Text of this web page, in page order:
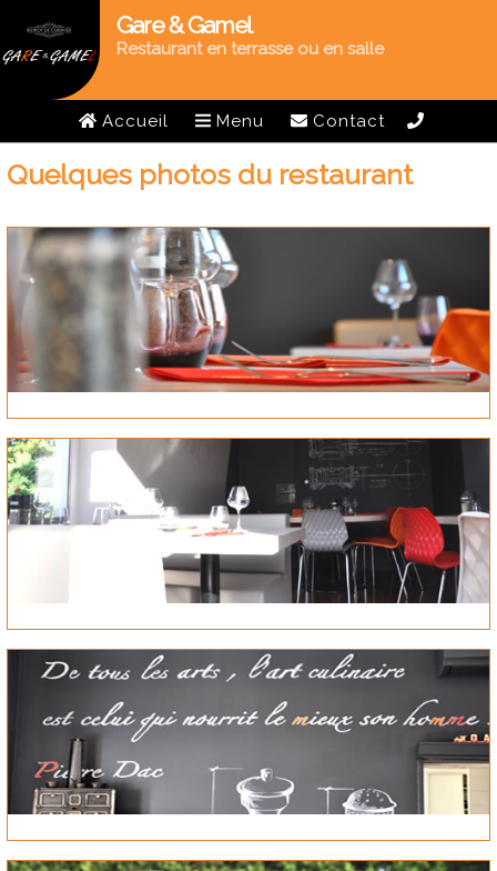
Gare & Gamel
Restaurant en terrasse ou en salle
Accueil Menu Contact
Quelques photos du restaurant